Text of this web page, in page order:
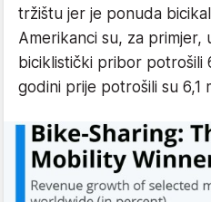
tržištu jer je ponuda
Amerikanci su, za
biciklistički pribor potrošili
godini prije potrošili su 6,1